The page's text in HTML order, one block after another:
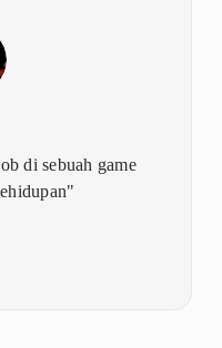
di sebuah game